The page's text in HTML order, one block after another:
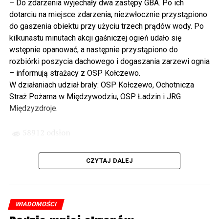
determinacji rządu najpierw Pani Premier Beaty Szydło,
a następnie Pana Premiera Mateusza Morawieckiego.
Chciałbym podziękować Panu Premierowi za to jak
osobiście pilnował powstania tej inwestycji. Cieszymy
się, że turyści również korzystają z tunelu, cieszymy się,
że wśród tych 4 milionów samochodów, które
przejechały już otwartym tunelem w Świnoujściu,
przyjechało tutaj do nas tak wielu turystów z zagranicy
– powiedział Wiceprezes PiS Joachim Brudziński w
zainwestowano ogromne pieniądze w modernizację
poszczególnych portów, w tym w Szczecinie, w
małe inwestycje. To miejsce, gdzie teraz stoimy, to kiedyś
były chaszcze. Nic tutaj się nie działo. Rybacy pracowali
w fatalnych warunkach. Dzisiaj jest piękne nabrzeże. To
– Do zdarzenia wyjechały dwa zastępy GBA. Po ich
dotarciu na miejsce zdarzenia, niezwłocznie przystąpiono
do gaszenia obiektu przy użyciu trzech prądów wody. Po
kilkunastu minutach akcji gaśniczej ogień udało się
wstępnie opanować, a następnie przystąpiono do
rozbiórki poszycia dachowego i dogaszania zarzewi ognia
– informują strażacy z OSP Kołczewo.
W działaniach udział brały: OSP Kołczewo, Ochotnicza
Straż Pożarna w Międzywodziu, OSP Ładzin i JRG
Międzyzdroje.
CZYTAJ DALEJ
WIADOMOŚCI